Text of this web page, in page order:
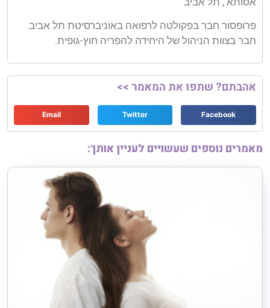
פרופסור חבר בפקולטה לרפואה באוניברסיטת תל אביב.
חבר בצוות הניהול של היחידה להפריה חוץ-גופית.
אהבתם? שתפו את המאמר >>
Facebook
Twitter
Email
מאמרים נוספים שעשויים לעניין אותך: